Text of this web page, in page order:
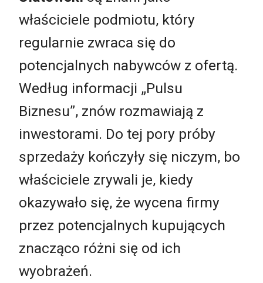
właściciele podmiotu, który
regularnie zwraca się do
potencjalnych nabywców z ofertą.
Według informacji „Pulsu
Biznesu”, znów rozmawiają z
inwestorami. Do tej pory próby
sprzedaży kończyły się niczym, bo
właściciele zrywali je, kiedy
okazywało się, że wycena firmy
przez potencjalnych kupujących
znacząco różni się od ich
wyobrażeń.